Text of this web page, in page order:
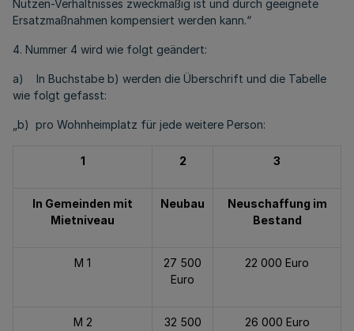
Nutzen-Verhältnisses zweckmäßig ist und durch geeignete
Ersatzmaßnahmen kompensiert werden kann.“
4. Nummer 4 wird wie folgt geändert:
a) In Buchstabe b) werden die Überschrift und die Tabelle
wie folgt gefasst:
„b) pro Wohnheimplatz für jede weitere Person:
1 2 3
In Gemeinden mit
Mietniveau
Neubau
Neuschaffung im
Bestand
M 1
27 500
Euro
22 000 Euro
M 2
32 500
26 000 Euro